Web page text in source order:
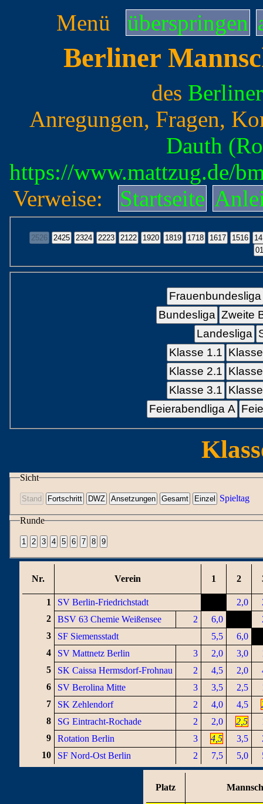
Menü überspringen
Berliner
des
Anregungen, Fragen,
Dauth
https://www.mattzug.de/
Verweise:
Startseite
Frauenbundesliga
Bundesliga Zweite
Landesliga
Klasse 1.1
Klasse 2.1
Klasse 3.1
Feierabendliga A
Sicht
Spieltag
Runde
Nr. Verein 1 2
1 SV Berlin-Friedrichstadt 2,0
2
BSV 63 Chemie Weißensee 2 6,0
3
SF Siemensstadt 5,5
6,0
4
SV Mattnetz Berlin 3 2,0 3,0
5
SK Caissa Hermsdorf-Frohnau 2 4,5 2,0
6
SV Berolina Mitte 3 3,5 2,5
7
SK Zehlendorf 2 4,0 4,5
8
SG Eintracht-Rochade 2 2,0 2,5
9
Rotation Berlin 3 4,5 3,5
10
SF Nord-Ost Berlin 2 7,5 5,0
Platz